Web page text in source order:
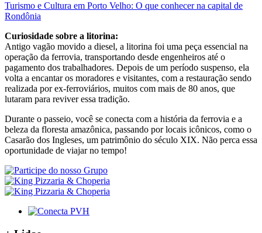
Turismo e Cultura em Porto Velho: O que conhecer na capital de
Rondônia
Curiosidade sobre a litorina:
Antigo vagão movido a diesel, a litorina foi uma peça essencial na
operação da ferrovia, transportando desde engenheiros até o
pagamento dos trabalhadores. Depois de um período suspenso, ela
volta a encantar os moradores e visitantes, com a restauração sendo
realizada por ex-ferroviários, muitos com mais de 80 anos, que
lutaram para reviver essa tradição.
Durante o passeio, você se conecta com a história da ferrovia e a
beleza da floresta amazônica, passando por locais icônicos, como o
Casarão dos Ingleses, um patrimônio do século XIX. Não perca essa
oportunidade de viajar no tempo!